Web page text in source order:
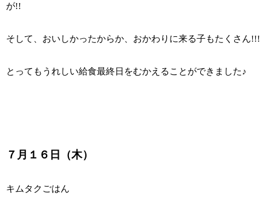
が!!
そして、おいしかったからか、おかわりに来る子もたくさん!!!
とってもうれしい給食最終日をむかえることができました♪
７月１６日（木）
キムタクごはん